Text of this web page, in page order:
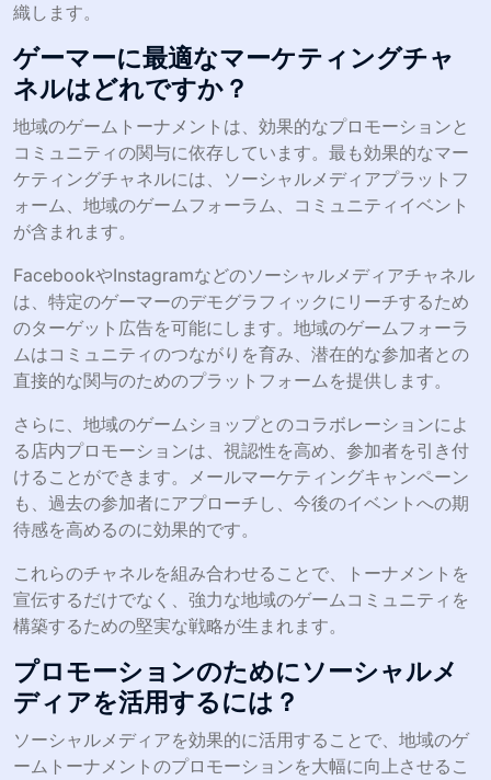
織します。
ゲーマーに最適なマーケティングチャ
ネルはどれですか？
地域のゲームトーナメントは、効果的なプロモーションと
コミュニティの関与に依存しています。最も効果的なマー
ケティングチャネルには、ソーシャルメディアプラットフ
ォーム、地域のゲームフォーラム、コミュニティイベント
が含まれます。
FacebookやInstagramなどのソーシャルメディアチャネル
は、特定のゲーマーのデモグラフィックにリーチするため
のターゲット広告を可能にします。地域のゲームフォーラ
ムはコミュニティのつながりを育み、潜在的な参加者との
直接的な関与のためのプラットフォームを提供します。
さらに、地域のゲームショップとのコラボレーションによ
る店内プロモーションは、視認性を高め、参加者を引き付
けることができます。メールマーケティングキャンペーン
も、過去の参加者にアプローチし、今後のイベントへの期
待感を高めるのに効果的です。
これらのチャネルを組み合わせることで、トーナメントを
宣伝するだけでなく、強力な地域のゲームコミュニティを
構築するための堅実な戦略が生まれます。
プロモーションのためにソーシャルメ
ディアを活用するには？
ソーシャルメディアを効果的に活用することで、地域のゲ
ームトーナメントのプロモーションを大幅に向上させるこ